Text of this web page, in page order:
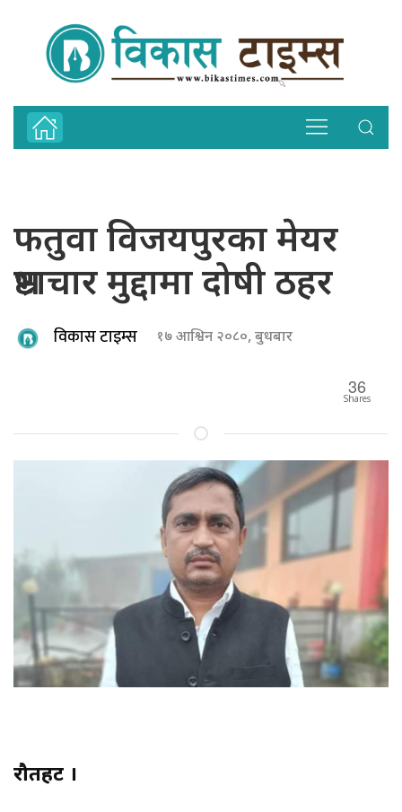
फतुवा विजयपुरका मेयर
भ्रष्टाचार मुद्दामा दोषी ठहर
विकास टाइम्स १७ आश्विन २०८०, बुधबार
36
Shares
रौतहट ।